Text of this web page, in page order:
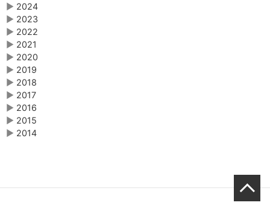
▶ 2024
▶ 2023
▶ 2022
▶ 2021
▶ 2020
▶ 2019
▶ 2018
▶ 2017
▶ 2016
▶ 2015
▶ 2014